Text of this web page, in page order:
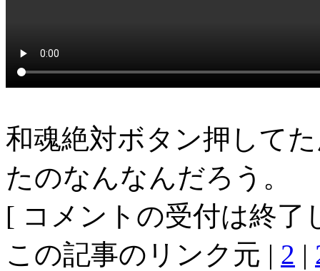
和魂絶対ボタン押して
たのなんなんだろう。
[ コメントの受付は終了
この記事のリンク元 | 2 |